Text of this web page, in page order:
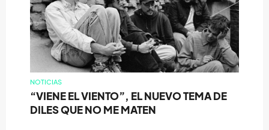
NOTICIAS
“VIENE EL VIENTO”, EL NUEVO TEMA DE
DILES QUE NO ME MATEN